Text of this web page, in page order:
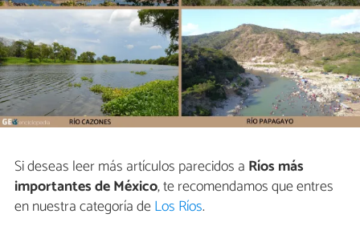
Si deseas leer más artículos parecidos a Ríos más
importantes de México, te recomendamos que entres
en nuestra categoría deLos Ríos.